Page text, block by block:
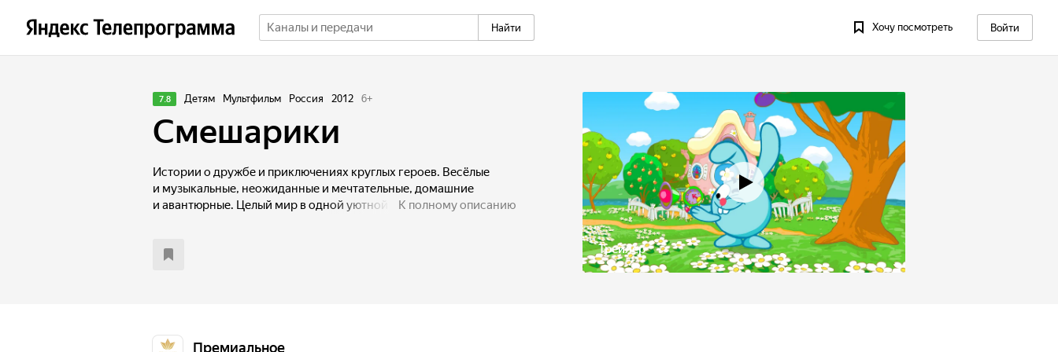
Найти Хочу посмотреть Войти
Трейлер
7.8 Детям Мультфильм Россия 2012 6+
Смешарики
Истории о дружбе и приключениях круглых героев. Весёлые
и музыкальные, неожиданные и мечтательные, домашние
и авантюрные. Целый мир в одной уютной ромашковой долине.
К полному описанию
Премиальное